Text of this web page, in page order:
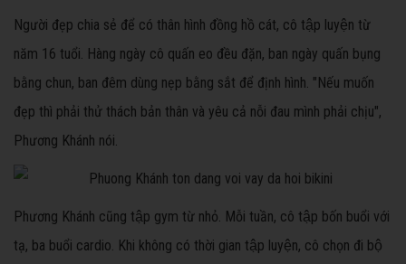
Người đẹp chia sẻ để có thân hình đồng hồ cát, cô tập luyện từ
năm 16 tuổi. Hàng ngày cô quấn eo đều đặn, ban ngày quấn bụng
bằng chun, ban đêm dùng nẹp bằng sắt để định hình. "Nếu muốn
đẹp thì phải thử thách bản thân và yêu cả nỗi đau mình phải chịu",
Phương Khánh nói.
Phương Khánh cũng tập gym từ nhỏ. Mỗi tuần, cô tập bốn buổi với
tạ, ba buổi cardio. Khi không có thời gian tập luyện, cô chọn đi bộ